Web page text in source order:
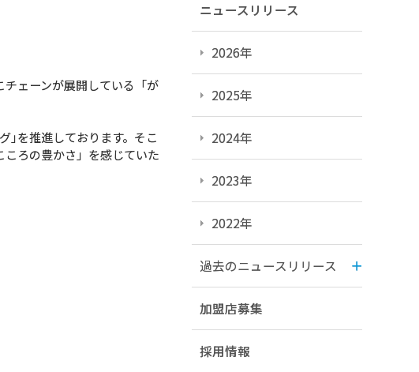
ェーンが展開している「が
｣を推進しております。そこ
ろの豊かさ」を感じていた
ニュースリリース
2026年
2025年
2024年
2023年
2022年
過去のニュースリリース
加盟店募集
採用情報